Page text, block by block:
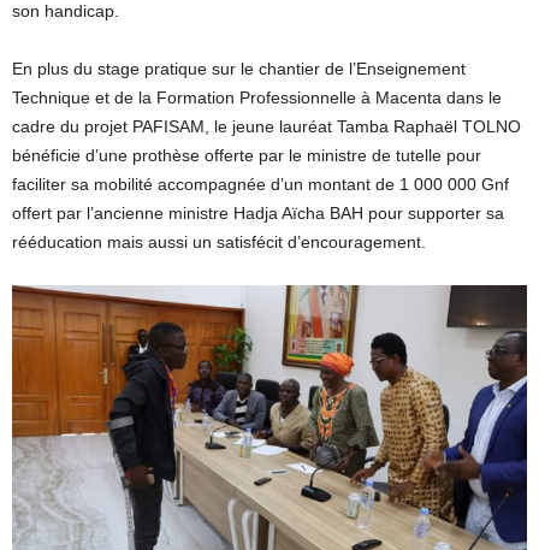
son handicap.
En plus du stage pratique sur le chantier de l’Enseignement
Technique et de la Formation Professionnelle à Macenta dans le
cadre du projet PAFISAM, le jeune lauréat Tamba Raphaël TOLNO
bénéficie d’une prothèse offerte par le ministre de tutelle pour
faciliter sa mobilité accompagnée d’un montant de 1 000 000 Gnf
offert par l’ancienne ministre Hadja Aïcha BAH pour supporter sa
rééducation mais aussi un satisfécit d’encouragement.